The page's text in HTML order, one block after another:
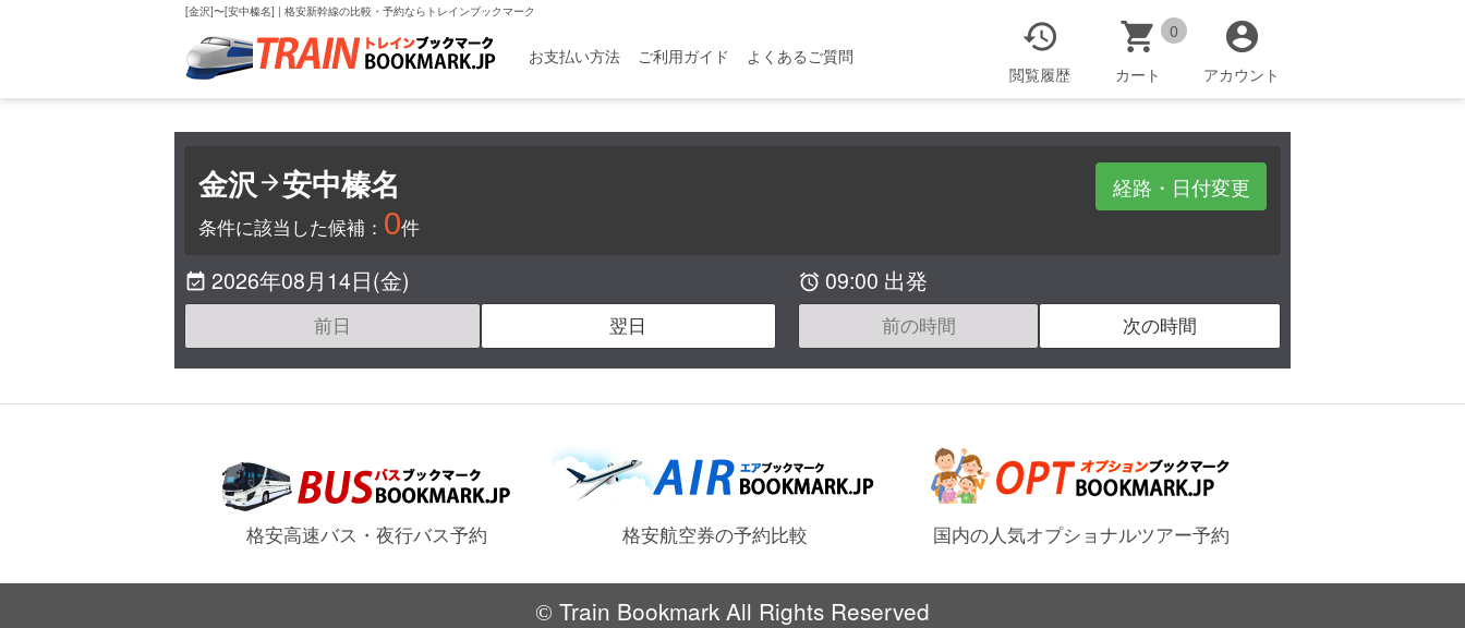
[金沢]〜[安中榛名] | 格安新幹線の比較・予約ならトレインブックマーク
お支払い方法 ご利用ガイド よくあるご質問 
閲覧履歴
0

カート

アカウント
経路・日付変更
金沢 安中榛名
条件に該当した候補： 0件
 2026年08月14日(金)
前日 翌日
 09:00 出発
前の時間 次の時間
格安高速バス・夜行バス予約 格安航空券の予約比較 国内の人気オプショナルツアー予約
© Train Bookmark All Rights Reserved